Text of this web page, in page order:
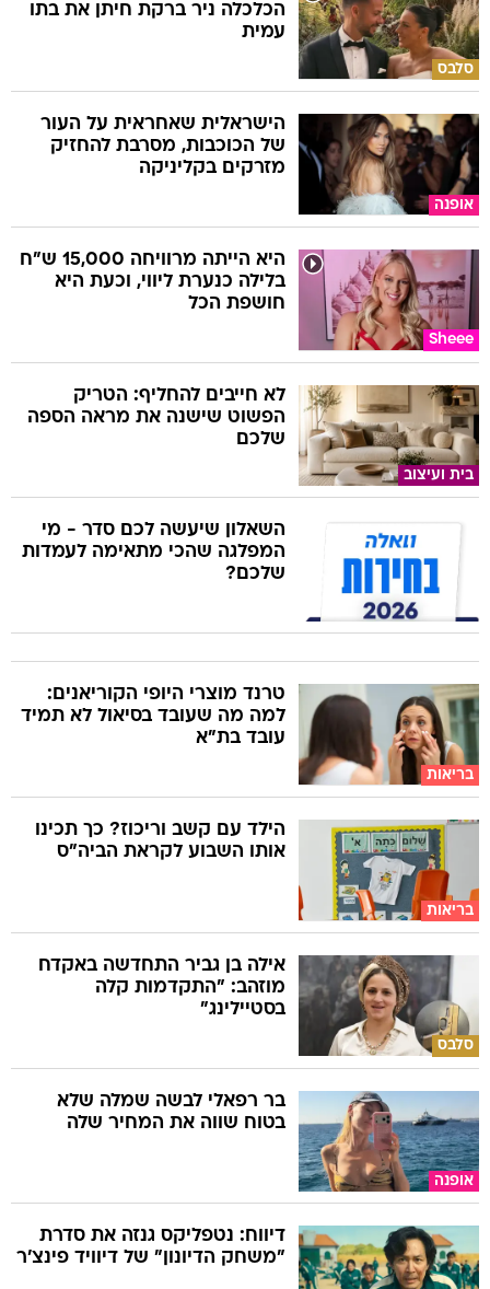
סלבס
הכלכלה ניר ברקת חיתן את בתו
עמית
אופנה
הישראלית שאחראית על העור
של הכוכבות, מסרבת להחזיק
מזרקים בקליניקה
Sheee
היא הייתה מרוויחה 15,000 ש"ח
בלילה כנערת ליווי, וכעת היא
חושפת הכל
בית ועיצוב
לא חייבים להחליף: הטריק
הפשוט שישנה את מראה הספה
שלכם
השאלון שיעשה לכם סדר - מי
המפלגה שהכי מתאימה לעמדות
שלכם?
בריאות
טרנד מוצרי היופי הקוריאנים:
למה מה שעובד בסיאול לא תמיד
עובד בת"א
בריאות
הילד עם קשב וריכוז? כך תכינו
אותו השבוע לקראת הביה"ס
סלבס
אילה בן גביר התחדשה באקדח
מוזהב: "התקדמות קלה
בסטיילינג"
אופנה
בר רפאלי לבשה שמלה שלא
בטוח שווה את המחיר שלה
דיווח: נטפליקס גנזה את סדרת
"משחק הדיונון" של דיוויד פינצ'ר